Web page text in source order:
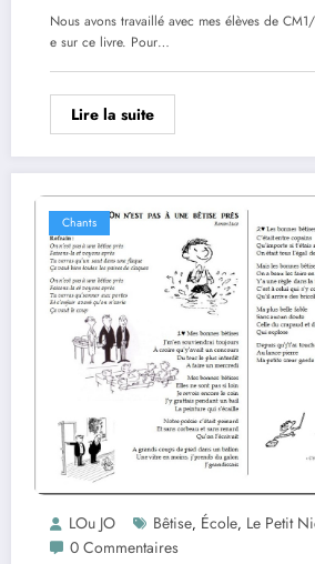
Nous avons travaillé avec mes élèves de
e sur ce livre. Pour…
Lire la suite
Chants
LOu JO Bêtise, École, Le Petit
0 Commentaires